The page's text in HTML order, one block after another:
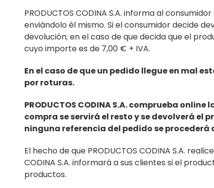
PRODUCTOS CODINA S.A. informa al
enviándolo él mismo. Si el consumidor decide
devolución; en el caso de que decida que el
cuyo importe es de 7,00 € + IVA.
En el caso de que un pedido llegue en mal
por roturas.
PRODUCTOS CODINA S.A. comprueba
compra se servirá el resto y se devolverá el
ninguna referencia del pedido se
El hecho de que PRODUCTOS CODINA S.A.
CODINA S.A. informará a sus clientes si el
productos.